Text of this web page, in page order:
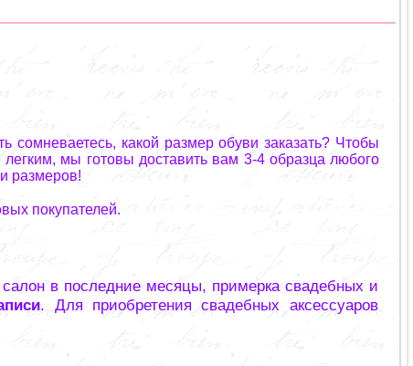
какой размер обуви заказать? Чтобы
мы готовы доставить вам 3-4 образца любого
размеров!
покупателей.
в последние месяцы, примерка свадебных и
. Для приобретения свадебных аксессуаров